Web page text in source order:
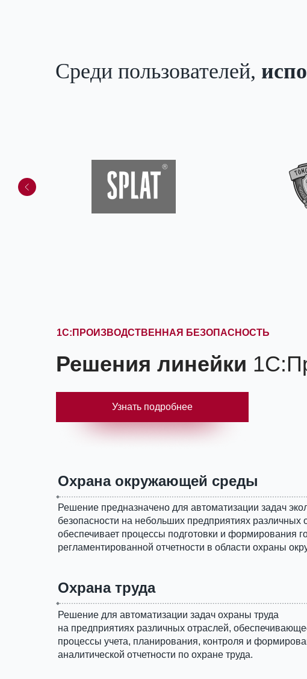
Среди пользователей,
Узнать подробнее
Решения линейки
1С:ПРОИЗВОДСТВЕННАЯ БЕЗОПАСНОСТЬ
Охрана окружающей среды
Решение предназначено для автоматизации задач
безопасности на небольших предприятиях различных
обеспечивает процессы подготовки и формирования
регламентированной отчетности в области охраны
Охрана труда
Решение для автоматизации задач охраны труда
на предприятиях различных отраслей,
процессы учета, планирования, контроля и
аналитической отчетности по охране труда.